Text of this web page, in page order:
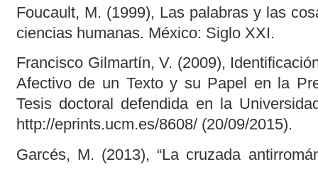
Foucault, M. (1999), Las palabras y las
ciencias humanas. México: Siglo XXI.
Francisco Gilmartín, V. (2009),
Afectivo de un Texto y su Papel en la
Tesis doctoral defendida en la
http://eprints.ucm.es/8608/ (20/09/2015).
Garcés, M. (2013), “La cruzada